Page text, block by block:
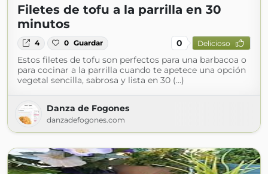
Filetes de tofu a la parrilla en 30
minutos
4 0 Guardar 0 Delicioso
Estos filetes de tofu son perfectos para una barbacoa o
para cocinar a la parrilla cuando te apetece una opción
vegetal sencilla, sabrosa y lista en 30 (...)
Danza de Fogones
danzadefogones.com